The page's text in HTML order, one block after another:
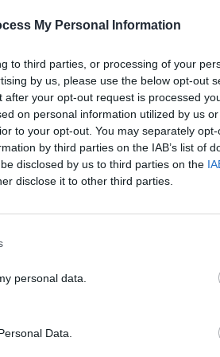
My Personal Information
to third parties, or processing of your
by us, please use the below opt-out
your opt-out request is processed
on personal information utilized by us
to your opt-out. You may separately
by third parties on the IAB’s list of
disclosed by us to third parties on the
disclose it to other third parties.
personal data.
Data.